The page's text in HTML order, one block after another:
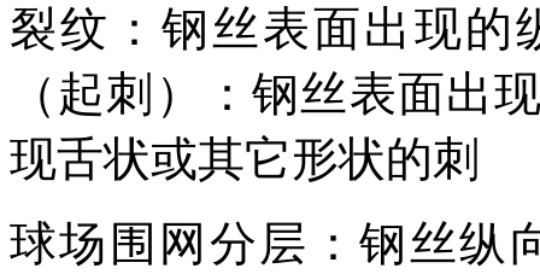
裂纹：钢丝表面出现的
（起刺）：钢丝表面出
现舌状或其它形状的刺
球场围网分层：钢丝纵